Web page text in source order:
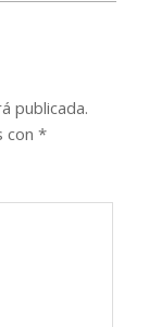
publicada.
con *